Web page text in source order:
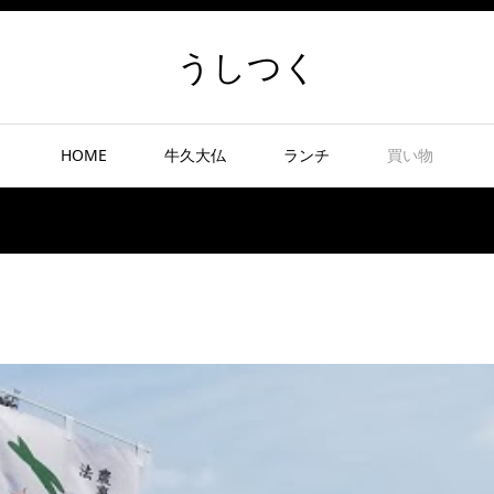
うしつく
HOME 牛久大仏 ランチ 買い物